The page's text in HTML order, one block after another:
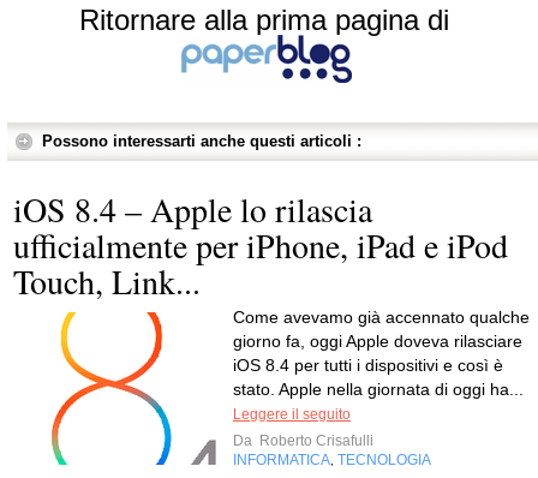
Ritornare alla prima pagina di
Possono interessarti anche questi articoli :
iOS 8.4 – Apple lo rilascia
ufficialmente per iPhone, iPad e iPod
Touch, Link...
Come avevamo già accennato qualche
giorno fa, oggi Apple doveva rilasciare
iOS 8.4 per tutti i dispositivi e così è
stato. Apple nella giornata di oggi ha...
Leggere il seguito
Da Roberto Crisafulli
INFORMATICA TECNOLOGIA